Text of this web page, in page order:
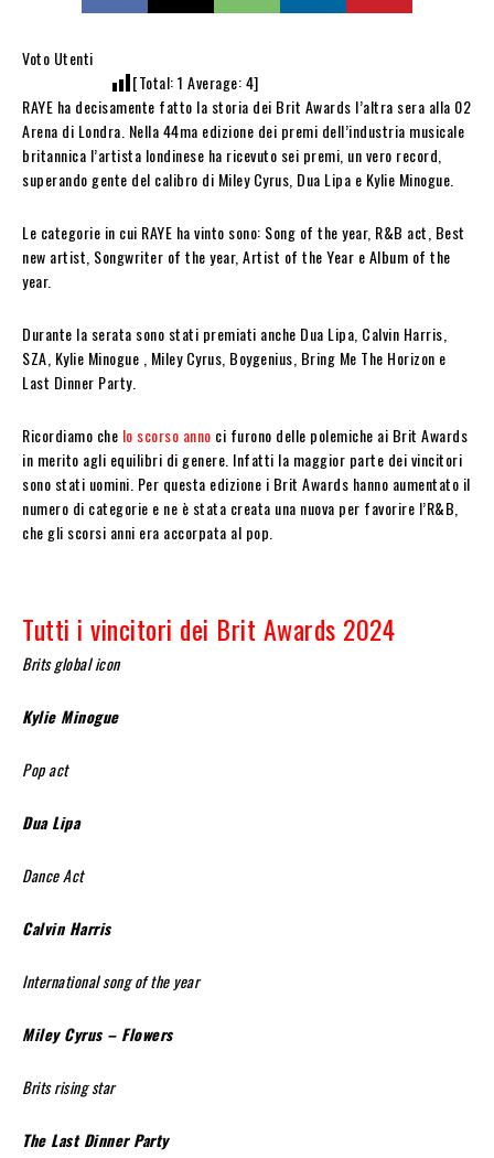
Voto Utenti
[Total:1 Average:4]
RAYE ha decisamente fatto la storia dei Brit Awards l’altra sera alla 02
Arena di Londra. Nella 44ma edizione dei premi dell’industria musicale
britannica l’artista londinese ha ricevuto sei premi, un vero record,
superando gente del calibro di Miley Cyrus, Dua Lipa e Kylie Minogue.
Le categorie in cui RAYE ha vinto sono: Song of the year, R&B act, Best
new artist, Songwriter of the year, Artist of the Year e Album of the
year.
Durante la serata sono stati premiati anche Dua Lipa, Calvin Harris,
SZA, Kylie Minogue , Miley Cyrus, Boygenius, Bring Me The Horizon e
Last Dinner Party.
Ricordiamo che lo scorso anno ci furono delle polemiche ai Brit Awards
in merito agli equilibri di genere. Infatti la maggior parte dei vincitori
sono stati uomini. Per questa edizione i Brit Awards hanno aumentato il
numero di categorie e ne è stata creata una nuova per favorire l’R&B,
che gli scorsi anni era accorpata al pop.
Tutti i vincitori dei Brit Awards 2024
Brits global icon
Kylie Minogue
Pop act
Dua Lipa
Dance Act
Calvin Harris
International song of the year
Miley Cyrus – Flowers
Brits rising star
The Last Dinner Party